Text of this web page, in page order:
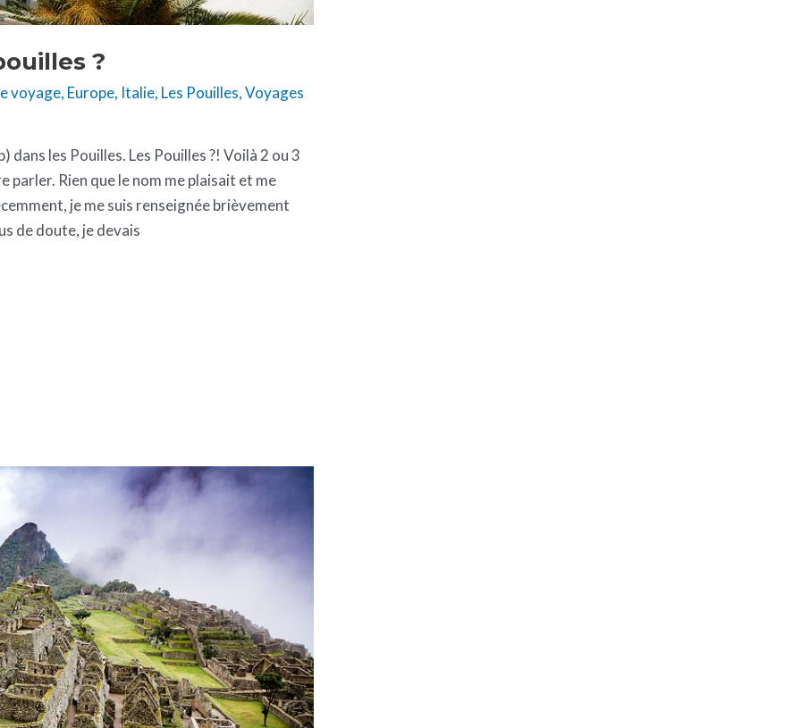
?
voyage, Europe, Italie, Les Pouilles,Voyages
les Pouilles. Les Pouilles ?! Voilà 2 ou 3
parler. Rien que le nom me plaisait et me
je me suis renseignée brièvement
de doute, je devais